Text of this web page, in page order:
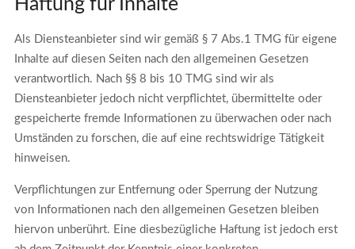
Haftung für Inhalte
Als Diensteanbieter sind wir gemäß § 7 Abs.1 TMG für eigene
Inhalte auf diesen Seiten nach den allgemeinen Gesetzen
verantwortlich. Nach §§ 8 bis 10 TMG sind wir als
Diensteanbieter jedoch nicht verpflichtet, übermittelte oder
gespeicherte fremde Informationen zu überwachen oder nach
Umständen zu forschen, die auf eine rechtswidrige Tätigkeit
hinweisen.
Verpflichtungen zur Entfernung oder Sperrung der Nutzung
von Informationen nach den allgemeinen Gesetzen bleiben
hiervon unberührt. Eine diesbezügliche Haftung ist jedoch erst